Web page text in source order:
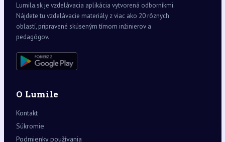
Lumila.sk je vzdelávacia aplikácia vytvorená odborníkmi.
Nájdete tu vzdelávacie materiály z viac ako 20 rôznych
oblastí, pripravené skúseným tímom inžinierov a
pedagógov.
O Lumile
Kontakt
Súkromie
Podmienky používania